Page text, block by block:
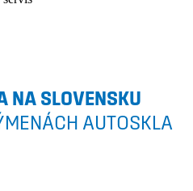
NA SLOVENSKU
AUTOSKLA